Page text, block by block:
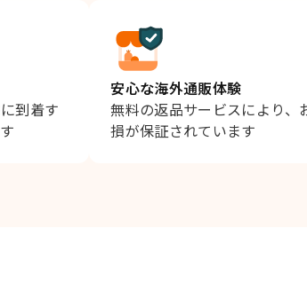
到着す
安心な海外通販体験
無料の返品サービスにより、
損が保証されています